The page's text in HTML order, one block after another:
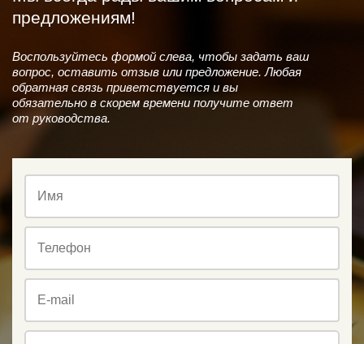
предложениям!
Воспользуйтесь формой слева, чтобы задать ваш
вопрос, оставить отзыв или предложение. Любая
обратная связь приветствуется и вы
обязательно в скорем времени получите ответ
от руководства.
Имя
Телефон
E-mail